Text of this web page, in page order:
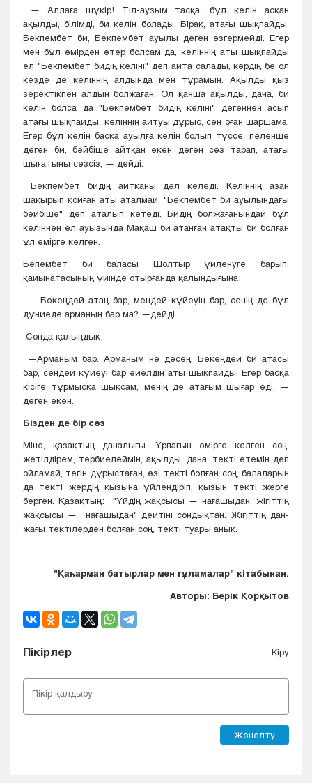
— Аллаға шүкір! Тіл-аузым тасқа, бұл келін асқан
ақылды, білімді, би келін болады. Бірақ, атағы шықпайды.
Бекпембет би, Бекпембет ауылы деген өзгермейді. Егер
мен бұл өмірден өтер болсам да, келіннің аты шықпайды
ел "Бекпембет бидің келіні" деп айта салады, көрдің бе ол
кезде де келіннің алдында мен тұрамын. Ақылды қыз
зеректікпен алдын болжаған. Ол қанша ақылды, дана, би
келін болса да "Бекпембет бидің келіні" дегеннен асып
атағы шықпайды, келіннің айтуы дұрыс, сен оған шаршама.
Егер бұл келін басқа ауылға келін болып түссе, пәленше
деген би, бәйбіше айтқан екен деген сөз тарап, атағы
шығатыны сөзсіз, — дейді.
Бекпембет бидің айтқаны дәл келеді. Келіннің азан
шақырып қойған аты аталмай, "Бекпембет би ауылындағы
бәйбіше" деп аталып кетеді. Бидің болжағанындай бұл
келіннен ел ауызында Мақаш би атанған атақты би болған
ұл өмірге келген.
Бепембет би баласы Шолтыр үйленуге барып,
қайынатасының үйінде отырғанда қалыңдығына:
— Бөкеңдей атаң бар, мендей күйеуің бар, сенің де бұл
дүниеде арманың бар ма? —дейді.
Сонда қалыңдық:
—Арманым бар. Арманым не десең, Бекеңдей би атасы
бар, сендей күйеуі бар әйелдің аты шықпайды. Егер басқа
кісіге тұрмысқа шықсам, менің де атағым шығар еді, —
деген екен.
Бізден де бір сөз
Міне, қазақтың даналығы. Ұрпағын өмірге келген соң,
жетілдірем, тәрбиелеймін, ақылды, дана, текті етемін деп
ойламай, тегін дұрыстаған, өзі текті болған соң, балаларын
да текті жердің қызына үйлендіріп, қызын текті жерге
берген. Қазақтың: "Үйдің жақсысы — нағашыдан, жігіттің
жақсысы — нағашыдан" дейтіні сондықтан. Жігіттің дан-
жағы тектілерден болған соң, текті туары анық.
"Қаһарман батырлар мен ғұламалар" кітабынан.
Авторы: Берік Қорқытов
Пікірлер Кіру
Жөнелту